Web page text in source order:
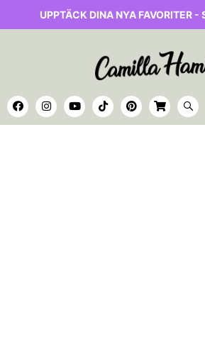
UPPTÄCK DINA NYA FAVORITER -